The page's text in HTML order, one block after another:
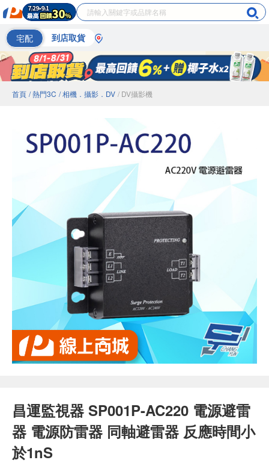
宅配 到店取貨
首頁 / 熱門3C / 相機．攝影．DV / DV攝影機
昌運監視器 SP001P-AC220 電源避雷
器 電源防雷器 同軸避雷器 反應時間小
於1nS